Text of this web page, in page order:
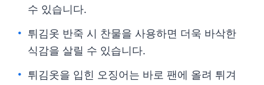
수 있습니다.
튀김옷 반죽 시 찬물을 사용하면 더욱 바삭한
식감을 살릴 수 있습니다.
튀김옷을 입힌 오징어는 바로 팬에 올려 튀겨